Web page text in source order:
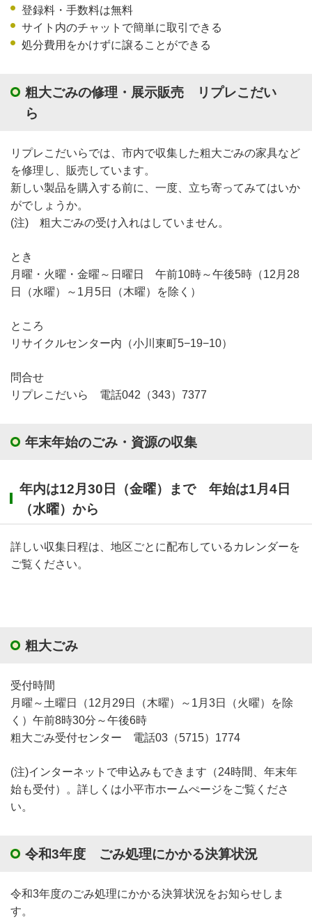
登録料・手数料は無料
サイト内のチャットで簡単に取引できる
処分費用をかけずに譲ることができる
粗大ごみの修理・展示販売 リプレこだい
ら
リプレこだいらでは、市内で収集した粗大ごみの家具など
を修理し、販売しています。
新しい製品を購入する前に、一度、立ち寄ってみてはいか
がでしょうか。
(注) 粗大ごみの受け入れはしていません。
とき
月曜・火曜・金曜～日曜日 午前10時～午後5時（12月28
日（水曜）～1月5日（木曜）を除く）
ところ
リサイクルセンター内（小川東町5−19−10）
問合せ
リプレこだいら 電話042（343）7377
年末年始のごみ・資源の収集
年内は12月30日（金曜）まで 年始は1月4日
（水曜）から
詳しい収集日程は、地区ごとに配布しているカレンダーを
ご覧ください。
粗大ごみ
受付時間
月曜～土曜日（12月29日（木曜）～1月3日（火曜）を除
く）午前8時30分～午後6時
粗大ごみ受付センター 電話03（5715）1774
(注)インターネットで申込みもできます（24時間、年末年
始も受付）。詳しくは小平市ホームぺージをご覧くださ
い。
令和3年度 ごみ処理にかかる決算状況
令和3年度のごみ処理にかかる決算状況をお知らせしま
す。